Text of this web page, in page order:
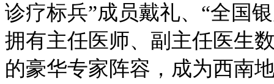
诊疗标兵”成员戴礼、“全国
拥有主任医师、副主任医生
的豪华专家阵容，成为西南